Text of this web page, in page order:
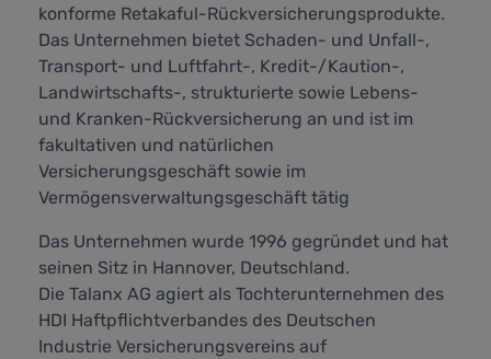
konforme Retakaful-Rückversicherungsprodukte.
Das Unternehmen bietet Schaden- und Unfall-,
Transport- und Luftfahrt-, Kredit-/Kaution-,
Landwirtschafts-, strukturierte sowie Lebens-
und Kranken-Rückversicherung an und ist im
fakultativen und natürlichen
Versicherungsgeschäft sowie im
Vermögensverwaltungsgeschäft tätig
Das Unternehmen wurde 1996 gegründet und hat
seinen Sitz in Hannover, Deutschland.
Die Talanx AG agiert als Tochterunternehmen des
HDI Haftpflichtverbandes des Deutschen
Industrie Versicherungsvereins auf